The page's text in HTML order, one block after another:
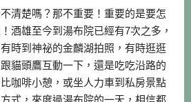
清楚嗎？那不重要！重要的是要怎
酒雄至今到湯布院已經有7次之多，
時到神祕的金麟湖拍照，有時逛逛
貓頭鷹互動一下，還是吃吃沿路的
咖啡小憩，或坐人力車到私房景點
式，來度過湯布院的一天，相信都